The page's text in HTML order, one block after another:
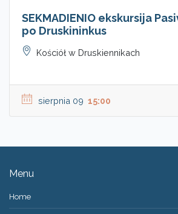
SEKMADIENIO ekskursija
po Druskininkus
Kościół w Druskiennikach
sierpnia 09 15:00
Menu
Home